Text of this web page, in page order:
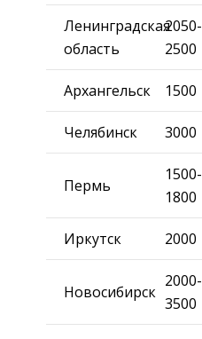
Ленинградская
область
2050-
2500
Архангельск 1500
Челябинск 3000
Пермь
1500-
1800
Иркутск 2000
Новосибирск
2000-
3500